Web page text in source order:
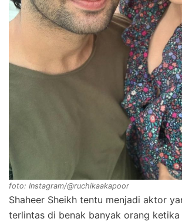
foto: Instagram/@ruchikaakapoor
Shaheer Sheikh tentu menjadi aktor
terlintas di benak banyak orang ketika